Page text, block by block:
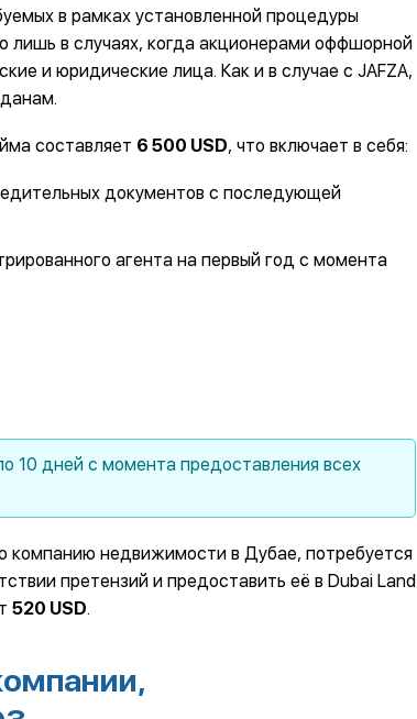
в рамках установленной процедуры
лишь в случаях, когда акционерами оффшорной
и юридические лица. Как и в случае с JAFZA,
составляет 6 500 USD, что включает в себя:
документов с последующей
агента на первый год с момента
10 дней с момента предоставления всех
недвижимости в Дубае, потребуется
претензий и предоставить её в Dubai Land
520 USD.